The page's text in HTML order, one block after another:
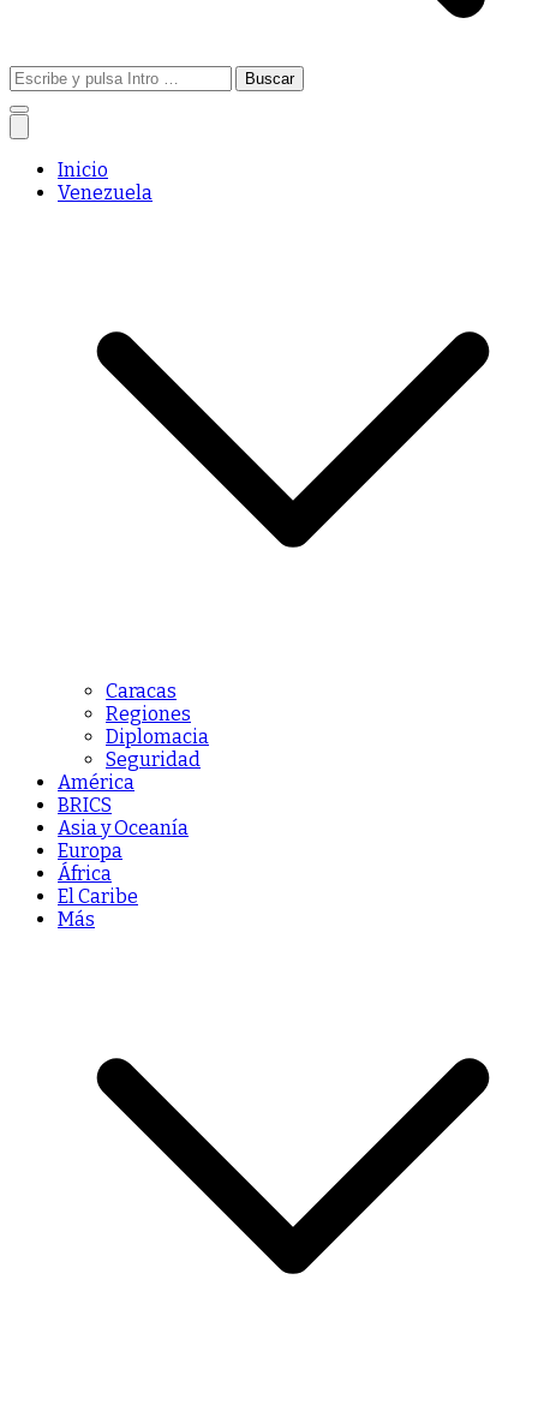
Buscar:
Inicio
Venezuela
Caracas
Regiones
Diplomacia
Seguridad
América
BRICS
Asia y Oceanía
Europa
África
El Caribe
Más